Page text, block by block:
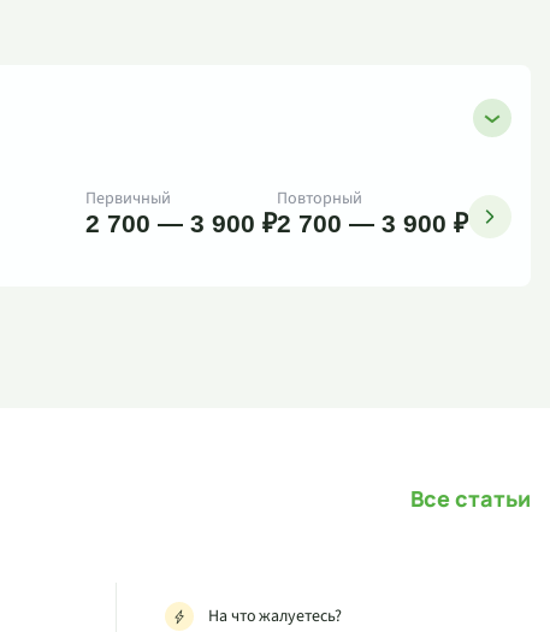
Первичный
2 700 — 3 900 ₽
Повторный
2 700 — 3 900 ₽
Все статьи
На что жалуетесь?